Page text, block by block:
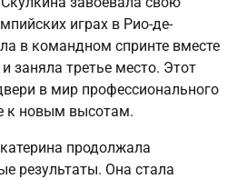
играх в Рио-де-
в командном спринте вместе
заняла третье место. Этот
в мир профессионального
к новым высотам.
продолжала
результаты. Она стала